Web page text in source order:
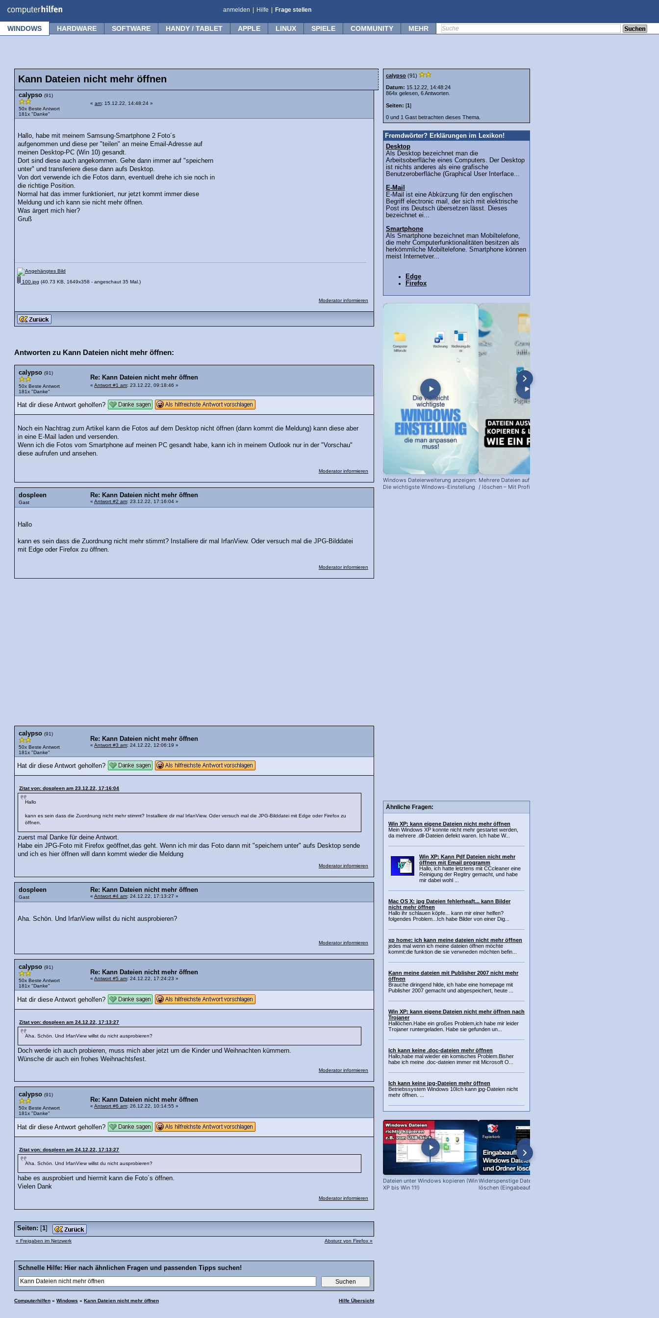
anmelden Hilfe Frage stellen
WINDOWS HARDWARE SOFTWARE HANDY / TABLET APPLE LINUX SPIELE COMMUNITY MEHR
Kann Dateien nicht mehr öffnen
calypso (91)
50x Beste Antwort
181x "Danke"
« am: 15.12.22, 14:48:24 »
Hallo, habe mit meinem Samsung-Smartphone 2 Foto´s
aufgenommen und diese per "teilen" an meine Email-Adresse auf
meinen Desktop-PC (Win 10) gesandt.
Dort sind diese auch angekommen. Gehe dann immer auf "speichern
unter" und transferiere diese dann aufs Desktop.
Von dort verwende ich die Fotos dann, eventuell drehe ich sie noch in
die richtige Position.
Normal hat das immer funktioniert, nur jetzt kommt immer diese
Meldung und ich kann sie nicht mehr öffnen.
Was ärgert mich hier?
Gruß
100.jpg (40.73 KB, 1649x358 - angeschaut 35 Mal.)
Moderator informieren
Antworten zu Kann Dateien nicht mehr öffnen:
calypso (91)
50x Beste Antwort
181x "Danke"
Re: Kann Dateien nicht mehr öffnen
« Antwort #1 am: 23.12.22, 09:18:46 »
Hat dir diese Antwort geholfen?
Noch ein Nachtrag zum Artikel kann die Fotos auf dem Desktop nicht öffnen (dann kommt die Meldung) kann diese aber
in eine E-Mail laden und versenden.
Wenn ich die Fotos vom Smartphone auf meinen PC gesandt habe, kann ich in meinem Outlook nur in der "Vorschau"
diese aufrufen und ansehen.
Moderator informieren
dospleen
Gast
Re: Kann Dateien nicht mehr öffnen
« Antwort #2 am: 23.12.22, 17:16:04 »
Hallo
kann es sein dass die Zuordnung nicht mehr stimmt? Installiere dir mal IrfanView. Oder versuch mal die JPG-Bilddatei
mit Edge oder Firefox zu öffnen.
Moderator informieren
calypso (91)
50x Beste Antwort
181x "Danke"
Re: Kann Dateien nicht mehr öffnen
« Antwort #3 am: 24.12.22, 12:06:19 »
Hat dir diese Antwort geholfen?
Zitat von: dospleen am 23.12.22, 17:16:04
Hallo
kann es sein dass die Zuordnung nicht mehr stimmt? Installiere dir mal IrfanView. Oder versuch mal die JPG-Bilddatei mit Edge oder Firefox zu
öffnen.
zuerst mal Danke für deine Antwort.
Habe ein JPG-Foto mit Firefox geöffnet,das geht. Wenn ich mir das Foto dann mit "speichern unter" aufs Desktop sende
und ich es hier öffnen will dann kommt wieder die Meldung
Moderator informieren
dospleen
Gast
Re: Kann Dateien nicht mehr öffnen
« Antwort #4 am: 24.12.22, 17:13:27 »
Aha. Schön. Und IrfanView willst du nicht ausprobieren?
Moderator informieren
calypso (91)
50x Beste Antwort
181x "Danke"
Re: Kann Dateien nicht mehr öffnen
« Antwort #5 am: 24.12.22, 17:24:23 »
Hat dir diese Antwort geholfen?
Zitat von: dospleen am 24.12.22, 17:13:27
Aha. Schön. Und IrfanView willst du nicht ausprobieren?
Doch werde ich auch probieren, muss mich aber jetzt um die Kinder und Weihnachten kümmern.
Wünsche dir auch ein frohes Weihnachtsfest.
Moderator informieren
calypso (91)
50x Beste Antwort
181x "Danke"
Re: Kann Dateien nicht mehr öffnen
« Antwort #6 am: 26.12.22, 10:14:55 »
Hat dir diese Antwort geholfen?
Zitat von: dospleen am 24.12.22, 17:13:27
Aha. Schön. Und IrfanView willst du nicht ausprobieren?
habe es ausprobiert und hiermit kann die Foto´s öffnen.
Vielen Dank
Moderator informieren
Seiten: [1]
« Freigaben im Netzwerk Absturz von Firefox »
Schnelle Hilfe: Hier nach ähnlichen Fragen und passenden Tipps suchen!
Computerhilfen » Windows » Kann Dateien nicht mehr öffnen Hilfe Übersicht
calypso (91)
Datum: 15.12.22, 14:48:24
864x gelesen, 6 Antworten.
Seiten: [1]
0 und 1 Gast betrachten dieses Thema.
Fremdwörter? Erklärungen im Lexikon!
Desktop
Als Desktop bezeichnet man die
Arbeitsoberfläche eines Computers. Der Desktop
ist nichts anderes als eine grafische
Benutzeroberfläche (Graphical User Interface...
E-Mail
E-Mail ist eine Abkürzung für den englischen
Begriff electronic mail, der sich mit elektrische
Post ins Deutsch übersetzen lässt. Dieses
bezeichnet ei...
Smartphone
Als Smartphone bezeichnet man Mobiltelefone,
die mehr Computerfunktionalitäten besitzen als
herkömmliche Mobiltelefone. Smartphone können
meist Internetver...
Edge
Firefox
Windows Dateierweiterung anzeigen:
Die wichtigste Windows-Einstellung
Mehrere Dateien auf einmal kopieren
/ löschen – Mit Profi-Trick!
Ähnliche Fragen:
Win XP: kann eigene Dateien nicht mehr öffnen
Mein Windows XP konnte nicht mehr gestartet werden,
da mehrere .dll-Dateien defekt waren. Ich habe W...
Win XP: Kann Pdf Dateien nicht mehr
öffnen mit Email programm
Hallo, ich hatte letztens mit CCcleaner eine
Reinigung der Regitry gemacht, und habe
mir dabei wohl ...
Mac OS X: jpg Dateien fehlerheaft... kann Bilder
nicht mehr öffnen
Hallo ihr schlauen köpfe... kann mir einer helfen?
folgendes Problem...Ich habe Bilder von einer Dig...
xp home: ich kann meine dateien nicht mehr öffnen
jedes mal wenn ich meine dateien öffnen möchte
kommt:die funktion die sie verwneden möchten befin...
Kann meine dateien mit Publisher 2007 nicht mehr
öffnen
Brauche diringend hilde, ich habe eine homepage mit
Publisher 2007 gemacht und abgespeichert, heute ...
Win XP: kann eigene Dateien nicht mehr öffnen nach
Trojaner
Hallöchen.Habe ein großes Problem,ich habe mir leider
Trojaner runtergeladen. Habe sie gefunden un...
Ich kann keine .doc-dateien mehr öffnen
Hallo,habe mal wieder ein komisches Problem.Bisher
habe ich meine .doc-dateien immer mit Microsoft O...
Ich kann keine jpg-Dateien mehr öffnen
Betriebssystem Windows 10Ich kann jpg-Dateien nicht
mehr öffnen. ...
Dateien unter Windows kopieren (Win
XP bis Win 11!)
Widerspenstige Dateien und Ordner
löschen (Eingabeaufforderung unter